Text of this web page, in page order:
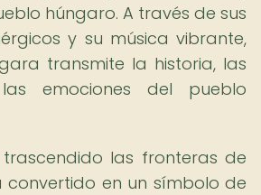
húngaro. A través de sus
y su música vibrante,
transmite la historia, las
emociones del pueblo
las fronteras de
convertido en un símbolo de